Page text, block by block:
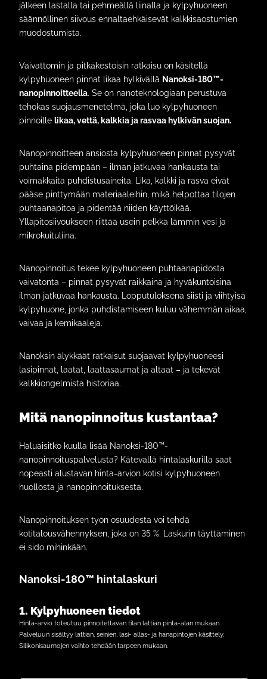
jälkeen lastalla tai pehmeällä liinalla ja kylpyhuoneen
säännöllinen siivous ennaltaehkäisevät kalkkisaostumien
muodostumista.
Vaivattomin ja pitkäkestoisin ratkaisu on käsitellä
kylpyhuoneen pinnat likaa hylkivällä Nanoksi-180™-
nanopinnoitteella. Se on nanoteknologiaan perustuva
tehokas suojausmenetelmä, joka luo kylpyhuoneen
pinnoille likaa, vettä, kalkkia ja rasvaa hylkivän suojan.
Nanopinnoitteen ansiosta kylpyhuoneen pinnat pysyvät
puhtaina pidempään – ilman jatkuvaa hankausta tai
voimakkaita puhdistusaineita. Lika, kalkki ja rasva eivät
pääse pinttymään materiaaleihin, mikä helpottaa tilojen
puhtaanapitoa ja pidentää niiden käyttöikää.
Ylläpitosiivoukseen riittää usein pelkkä lämmin vesi ja
mikrokuituliina.
Nanopinnoitus tekee kylpyhuoneen puhtaanapidosta
vaivatonta – pinnat pysyvät raikkaina ja hyväkuntoisina
ilman jatkuvaa hankausta. Lopputuloksena siisti ja viihtyisä
kylpyhuone, jonka puhdistamiseen kuluu vähemmän aikaa,
vaivaa ja kemikaaleja.
Nanoksin älykkäät ratkaisut suojaavat kylpyhuoneesi
lasipinnat, laatat, laattasaumat ja altaat – ja tekevät
kalkkiongelmista historiaa.
Mitä nanopinnoitus kustantaa?
Haluaisitko kuulla lisää Nanoksi-180™-
nanopinnoituspalvelusta? Kätevällä hintalaskurilla saat
nopeasti alustavan hinta-arvion kotisi kylpyhuoneen
huollosta ja nanopinnoituksesta.
Nanopinnoituksen työn osuudesta voi tehdä
kotitalousvähennyksen, joka on 35 %. Laskurin täyttäminen
ei sido mihinkään.
Nanoksi-180™ hintalaskuri
1. Kylpyhuoneen tiedot
Hinta-arvio toteutuu pinnoitettavan tilan lattian pinta-alan mukaan.
Palveluun sisältyy lattian, seinien, lasi- allas- ja hanapintojen käsittely.
Silikonisaumojen vaihto tehdään tarpeen mukaan.